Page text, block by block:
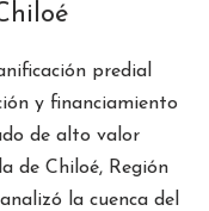
predial
y financiamiento
de alto valor
de Chiloé, Región
la cuenca del